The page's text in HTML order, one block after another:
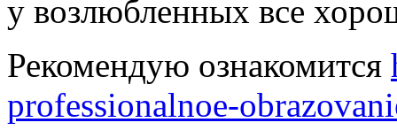
у возлюбленных все
Рекомендую ознакомится
professionalnoe-